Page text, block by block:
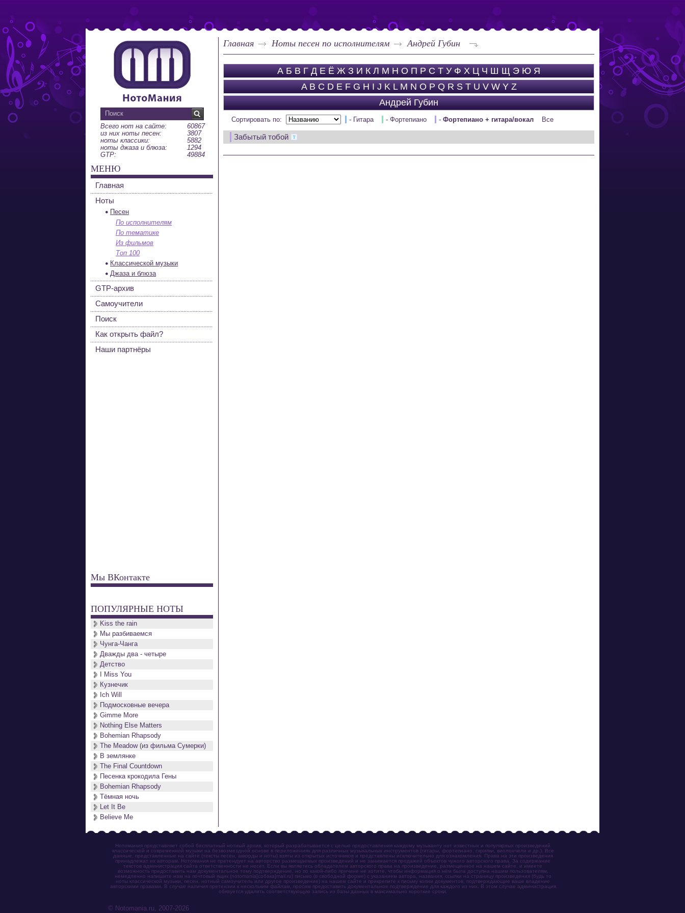
Главная Ноты песен по исполнителям Андрей Губин
А Б В Г Д Е Ё Ж З И К Л М Н О П Р С Т У Ф Х Ц Ч Ш Щ Э Ю Я
A B C D E F G H I J K L M N O P Q R S T U V W Y Z
Андрей Губин
Сортировать по: - Гитара - Фортепиано - Фортепиано + гитара/вокал Все
Забытый тобой
Всего нот на сайте:
60867
из них ноты песен:
3807
ноты классики:
5882
ноты джаза и блюза:
1294
GTP:
49884
МЕНЮ
Главная
Ноты
Песен
По исполнителям
По тематике
Из фильмов
Топ 100
Классической музыки
Джаза и блюза
GTP-архив
Самоучители
Поиск
Как открыть файл?
Наши партнёры
Мы ВКонтакте
ПОПУЛЯРНЫЕ НОТЫ
Kiss the rain
Мы разбиваемся
Чунга-Чанга
Дважды два - четыре
Детство
I Miss You
Кузнечик
Ich Will
Подмосковные вечера
Gimme More
Nothing Else Matters
Bohemian Rhapsody
The Meadow (из фильма Сумерки)
В землянке
The Final Countdown
Песенка крокодила Гены
Bohemian Rhapsody
Тёмная ночь
Let It Be
Believe Me
Нотомания представляет собой бесплатный нотный архив, который разрабатывается с целью предоставления каждому музыканту нот известных и популярных произведений
классической и современной музыки на безвозмездной основе в переложениях для различных музыкальных инструментов (гитары, фортепиано, скрипки, виолончели и др.). Все
данные, представленные на сайте (тексты песен, аккорды и ноты) взяты из открытых источников и представлены исключительно для ознакомления. Права на эти произведения
принадлежат их авторам. Нотомания не претендует на авторство размещаемых произведений и не занимается продажей объектов чужого авторского права. За содержание
текстов администрация сайта ответственности не несет. Если вы являетесь обладателем авторского права на произведение, размещенное на нашем сайте, и имеете
возможность предоставить нам документальное тому подтверждение, но по какой-либо причине не хотите, чтобы информация о нём была доступна нашим пользователям,
немедленно напишите нам на почтовый ящик (notomania[собака]mail.ru) письмо (в свободной форме) с указанием автора, названия, ссылки на страницу произведения (будь то
ноты классической музыки, песен, нотный самоучитель или другое произведение) на нашем сайте и прикрепите к письму копии документов, подтверждающие ваше владение
авторскими правами. В случае наличия претензии к нескольким файлам, просим предоставить документальное подтверждение для каждого из них. В этом случае администрация
обязуется удалить соответствующую запись из базы данных в максимально короткие сроки.
© Notomania.ru, 2007-2026